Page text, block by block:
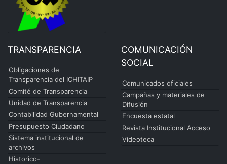
TRANSPARENCIA
Obligaciones de
Transparencia del ICHITAIP
Comité de Transparencia
Unidad de Transparencia
Contabilidad Gubernamental
Presupuesto Ciudadano
Sistema institucional de
archivos
Historico-
COMUNICACIÓN
SOCIAL
Comunicados oficiales
Campañas y materiales de
Difusión
Encuesta estatal
Revista Institucional Acceso
Videoteca